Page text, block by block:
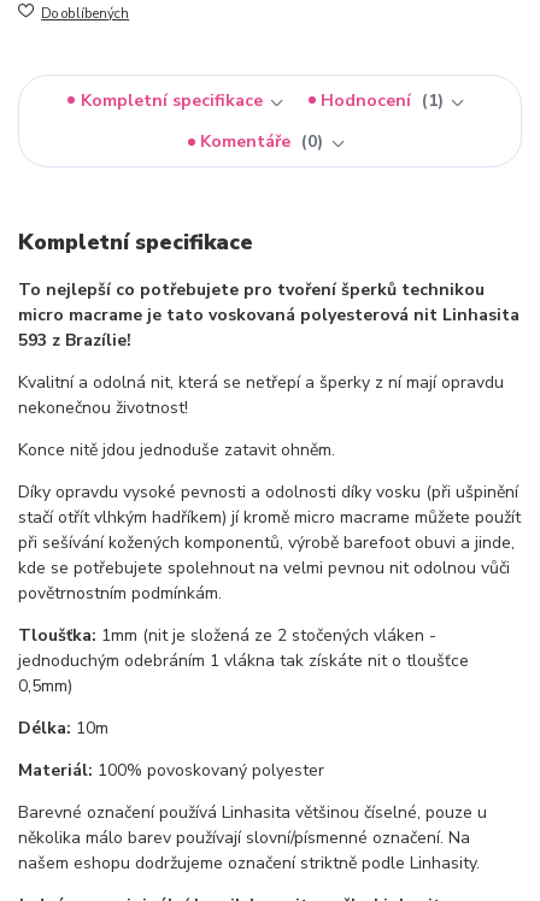
Do oblíbených
Kompletní specifikace Hodnocení
1
Komentáře
0
Kompletní specifikace
To nejlepší co potřebujete pro tvoření šperků technikou
micro macrame je tato voskovaná polyesterová nit Linhasita
593 z Brazílie!
Kvalitní a odolná nit, která se netřepí a šperky z ní mají opravdu
nekonečnou životnost!
Konce nitě jdou jednoduše zatavit ohněm.
Díky opravdu vysoké pevnosti a odolnosti díky vosku (při ušpinění
stačí otřít vlhkým hadříkem) jí kromě micro macrame můžete použít
při sešívání kožených komponentů, výrobě barefoot obuvi a jinde,
kde se potřebujete spolehnout na velmi pevnou nit odolnou vůči
povětrnostním podmínkám.
Tloušťka: 1mm (nit je složená ze 2 stočených vláken -
jednoduchým odebráním 1 vlákna tak získáte nit o tloušťce
0,5mm)
Délka: 10m
Materiál: 100% povoskovaný polyester
Barevné označení používá Linhasita většinou číselné, pouze u
několika málo barev používají slovní/písmenné označení. Na
našem eshopu dodržujeme označení striktně podle Linhasity.